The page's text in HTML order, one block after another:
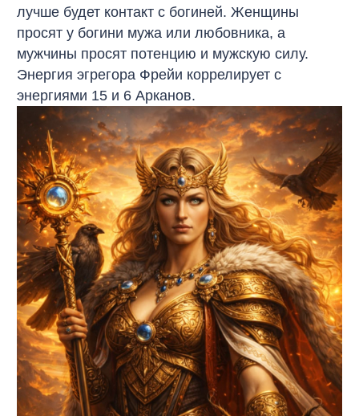
лучше будет контакт с богиней. Женщины
просят у богини мужа или любовника, а
мужчины просят потенцию и мужскую силу.
Энергия эгрегора Фрейи коррелирует с
энергиями 15 и 6 Арканов.